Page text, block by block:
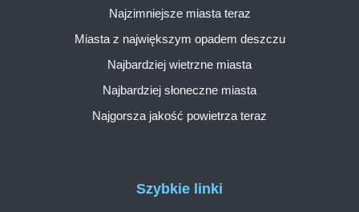
Szybkie linki
Najzimniejsze miasta teraz
Miasta z największym opadem deszczu
Najbardziej wietrzne miasta
Najbardziej słoneczne miasta
Najgorsza jakość powietrza teraz